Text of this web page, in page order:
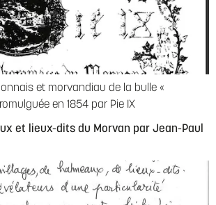
et morvandiau de la bulle «
en 1854 par Pie IX
et lieux-dits du Morvan par Jean-Paul